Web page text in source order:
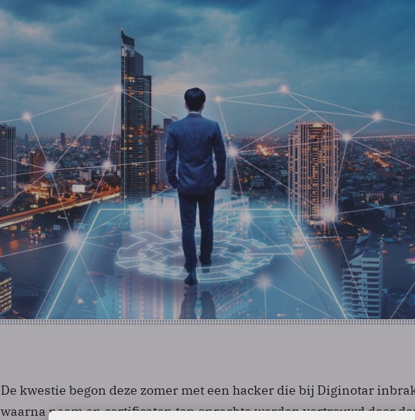
De kwestie begon deze zomer met een hacker die bij Diginotar
waarna naam en certificaten ten onrechte werden vertrouwd door